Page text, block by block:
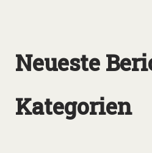
Neueste
Kategorien